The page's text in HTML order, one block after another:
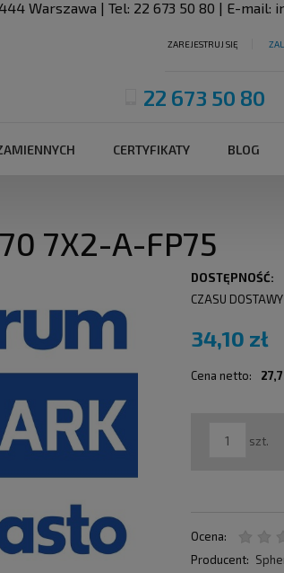
Warszawa | Tel: 22 673 50 80 | E-mail:
ZAREJESTRUJ SIĘ
22 673 50 80
CERTYFIKATY BLOG
7X2-A-FP75
DOSTĘPNOŚĆ:
CZASU DOSTAWY
34,10 zł
Cena netto:
szt.
Ocena:
Producent: